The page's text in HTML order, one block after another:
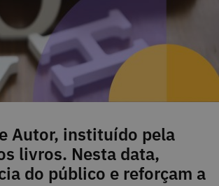
Autor, instituído pela
livros. Nesta data,
do público e reforçam a